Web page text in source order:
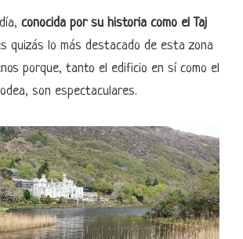
conocida por su historia como el Taj
quizás lo más destacado de esta zona
porque, tanto el edificio en sí como el
son espectaculares.